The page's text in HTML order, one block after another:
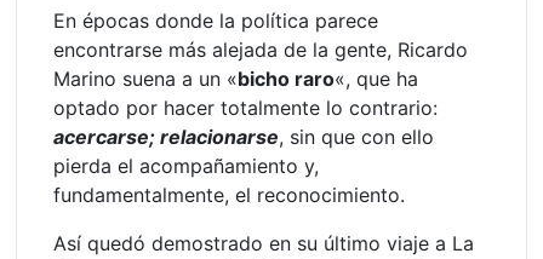
En épocas donde la política parece
encontrarse más alejada de la gente, Ricardo
Marino suena a un «bicho raro«, que ha
optado por hacer totalmente lo contrario:
acercarse; relacionarse, sin que con ello
pierda el acompañamiento y,
fundamentalmente, el reconocimiento.
Así quedó demostrado en su último viaje a La